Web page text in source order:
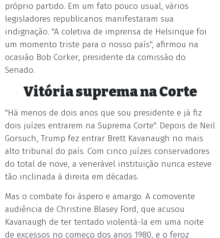
próprio partido. Em um fato pouco usual, vários
legisladores republicanos manifestaram sua
indignação. "A coletiva de imprensa de Helsinque foi
um momento triste para o nosso país", afirmou na
ocasião Bob Corker, presidente da comissão do
Senado.
Vitória suprema na Corte
"Há menos de dois anos que sou presidente e já fiz
dois juízes entrarem na Suprema Corte". Depois de Neil
Gorsuch, Trump fez entrar Brett Kavanaugh no mais
alto tribunal do país. Com cinco juízes conservadores
do total de nove, a venerável instituição nunca esteve
tão inclinada à direita em décadas.
Mas o combate foi áspero e amargo. A comovente
audiência de Christine Blasey Ford, que acusou
Kavanaugh de ter tentado violentá-la em uma noite
de excessos no começo dos anos 1980, e o feroz